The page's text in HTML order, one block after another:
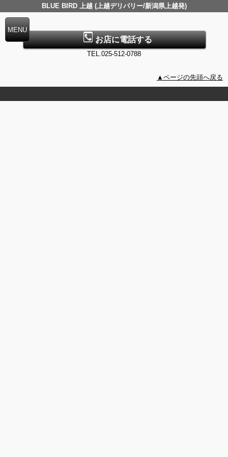
BLUE BIRD 上越 (上越デリバリー/新潟県上越発)
お店に電話する
TEL.025-512-0788
▲ページの先頭へ戻る